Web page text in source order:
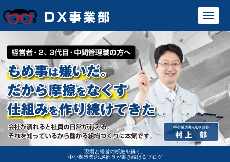
現場と経営の断絶を解く。
中小製造業のDX部長が書き続けるブログ